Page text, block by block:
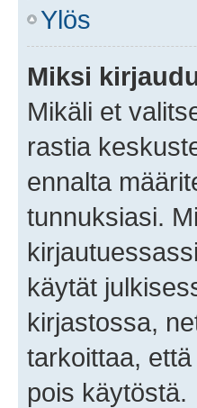
Ylös
Miksi
Mikäli et
rastia
ennalta
tunnuksiasi.
käytät
kirjastossa,
tarkoittaa,
pois käytöstä.